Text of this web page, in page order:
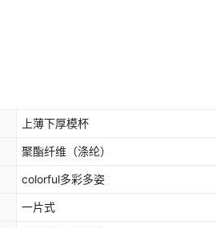
上薄下厚模杯
聚酯纤维（涤纶）
colorful多彩多姿
一片式